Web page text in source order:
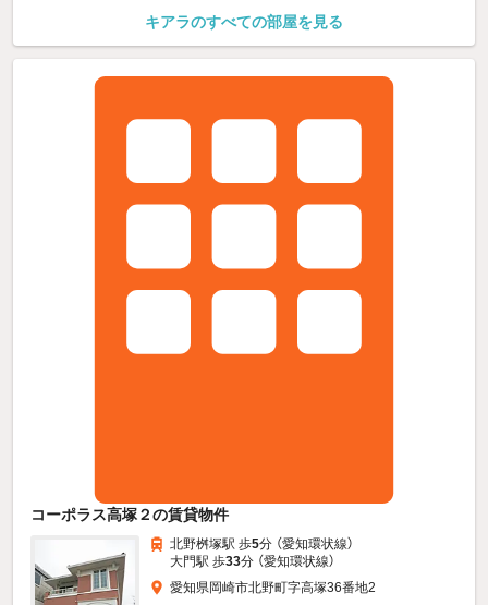
キアラのすべての部屋を見る
コーポラス高塚２の賃貸物件
北野桝塚駅 歩5分 （愛知環状線）
大門駅 歩33分 （愛知環状線）
愛知県岡崎市北野町字高塚36番地2